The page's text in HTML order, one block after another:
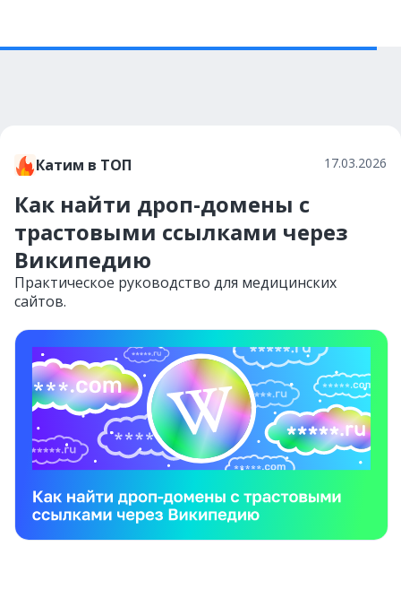
Катим в ТОП 17.03.2026
Как найти дроп-домены с
трастовыми ссылками через
Википедию
Практическое руководство для медицинских
сайтов.